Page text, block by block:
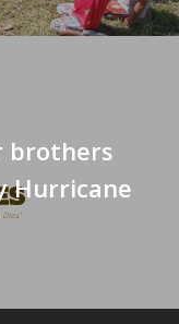
brothers
Hurricane